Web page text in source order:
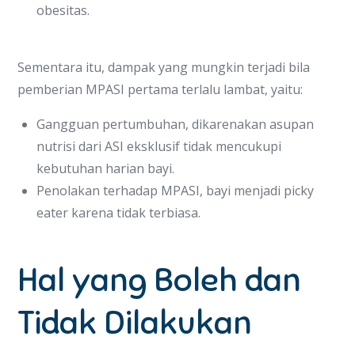
obesitas.
Sementara itu, dampak yang mungkin terjadi bila
pemberian MPASI pertama terlalu lambat, yaitu:
Gangguan pertumbuhan, dikarenakan asupan
nutrisi dari ASI eksklusif tidak mencukupi
kebutuhan harian bayi.
Penolakan terhadap MPASI, bayi menjadi picky
eater karena tidak terbiasa.
Hal yang Boleh dan
Tidak Dilakukan